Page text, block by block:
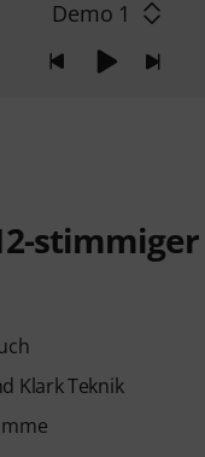
Demo 1
Klark Teknik